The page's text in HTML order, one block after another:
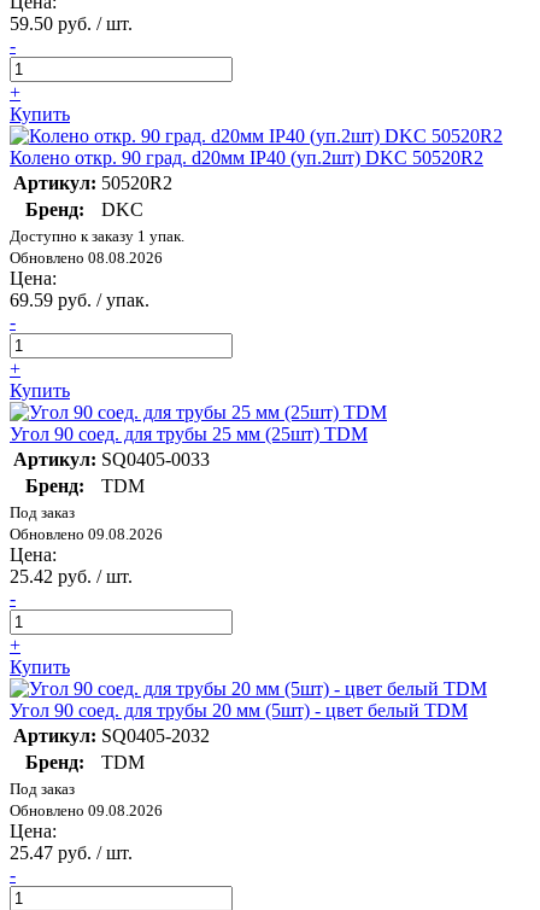
59.50 руб. / шт.
-
+
Купить
Колено откр. 90 град. d20мм IP40 (уп.2шт) DKC 50520R2
Артикул: 50520R2
Бренд:
DKC
Доступно к заказу 1 упак.
Обновлено 08.08.2026
Цена:
69.59 руб. / упак.
-
+
Купить
Угол 90 соед. для трубы 25 мм (25шт) TDM
Артикул: SQ0405-0033
Бренд:
TDM
Под заказ
Обновлено 09.08.2026
Цена:
25.42 руб. / шт.
-
+
Купить
Угол 90 соед. для трубы 20 мм (5шт) - цвет белый TDM
Артикул: SQ0405-2032
Бренд:
TDM
Под заказ
Обновлено 09.08.2026
Цена:
25.47 руб. / шт.
-